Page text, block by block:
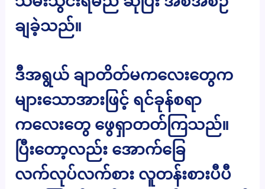
ချခဲ့သည်။
ဒီအရွယ် ချာတိတ်မကလေးတွေက
များသောအားဖြင့် ရင်ခုန်စရာ
ကလေးတွေ ဖွေရှာတတ်ကြသည်။
ပြီးတော့လည်း အောက်ခြေ
လက်လုပ်လက်စား လူတန်းစားပီပီ